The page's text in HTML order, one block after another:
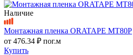
Наличие
Монтажная пленка ORATAPE MT80P
от 476.34 ₽ пог.м
Купить